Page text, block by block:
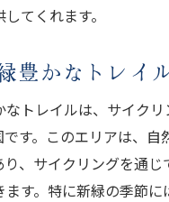
てくれます。
豊かなトレイ
トレイルは、サイクリ
です。このエリアは、自
り、サイクリングを通
ます。特に新緑の季節に